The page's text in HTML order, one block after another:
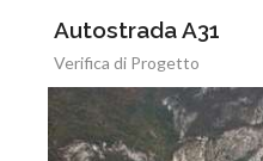
Autostrada A31
Verifica di Progetto